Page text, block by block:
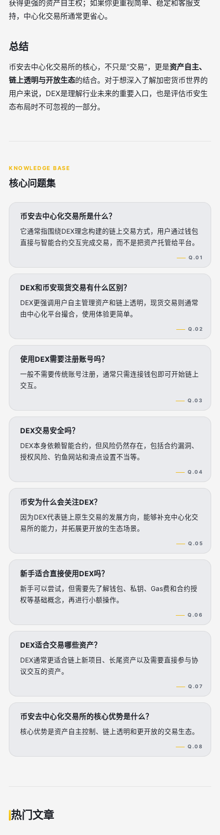
获得更强的资产自主权；如果你更重视简单、稳定和客服支
持，中心化交易所通常更省心。
总结
币安去中心化交易所的核心，不只是“交易”，更是资产自主、
链上透明与开放生态的结合。对于想深入了解加密货币世界的
用户来说，DEX是理解行业未来的重要入口，也是评估币安生
态布局时不可忽视的一部分。
KNOWLEDGE BASE
核心问题集
币安去中心化交易所是什么？
它通常指围绕DEX理念构建的链上交易方式，用户通过钱包
直接与智能合约交互完成交易，而不是把资产托管给平台。
Q.01
DEX和币安现货交易有什么区别？
DEX更强调用户自主管理资产和链上透明，现货交易则通常
由中心化平台撮合，使用体验更简单。
Q.02
使用DEX需要注册账号吗？
一般不需要传统账号注册，通常只需连接钱包即可开始链上
交互。
Q.03
DEX交易安全吗？
DEX本身依赖智能合约，但风险仍然存在，包括合约漏洞、
授权风险、钓鱼网站和滑点设置不当等。
Q.04
币安为什么会关注DEX？
因为DEX代表链上原生交易的发展方向，能够补充中心化交
易所的能力，并拓展更开放的生态场景。
Q.05
新手适合直接使用DEX吗？
新手可以尝试，但需要先了解钱包、私钥、Gas费和合约授
权等基础概念，再进行小额操作。
Q.06
DEX适合交易哪些资产？
DEX通常更适合链上新项目、长尾资产以及需要直接参与协
议交互的资产。
Q.07
币安去中心化交易所的核心优势是什么？
核心优势是资产自主控制、链上透明和更开放的交易生态。
Q.08
热门文章